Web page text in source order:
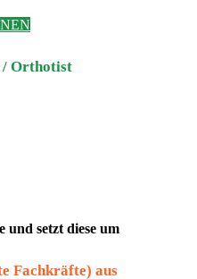
/ Orthotist
und setzt diese um
Fachkräfte) aus